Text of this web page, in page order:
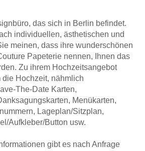
das sich in Berlin befindet.
individuellen, ästhetischen und
meinen, dass ihre wunderschönen
Papeterie nennen, Ihnen das
Zu ihrem Hochzeitsangebot
Hochzeit, nähmlich
The-Date Karten,
Menükarten,
Lageplan/Sitzplan,
Aufkleber/Button usw.
gibt es nach Anfrage